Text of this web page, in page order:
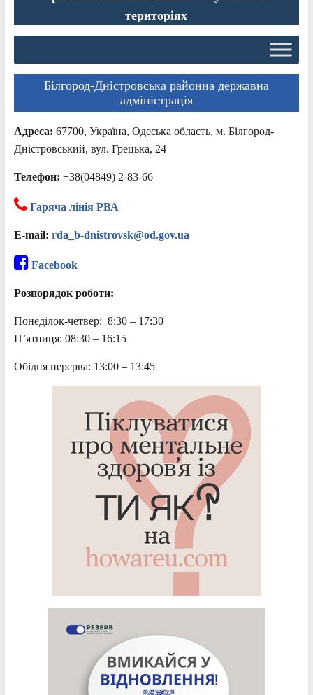
територіях
Білгород-Дністровська районна державна
адміністрація
Адреса: 67700, Україна, Одеська область, м. Білгород-
Дністровський, вул. Грецька, 24
Телефон: +38(04849) 2-83-66
Гаряча лінія РВА
E-mail: rda_b-dnistrovsk@od.gov.ua
Facebook
Розпорядок роботи:
Понеділок-четвер: 8:30 – 17:30
П’ятниця: 08:30 – 16:15
Обідня перерва: 13:00 – 13:45